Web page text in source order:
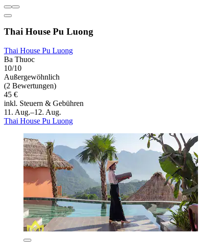
Thai House Pu Luong
Thai House Pu Luong
Ba Thuoc
10/10
Außergewöhnlich
(2 Bewertungen)
45 €
inkl. Steuern & Gebühren
11. Aug.–12. Aug.
Thai House Pu Luong